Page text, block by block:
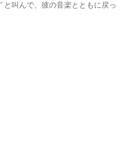
” と叫んで、彼の音楽とともに戻っ